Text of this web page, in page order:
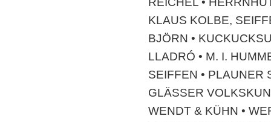
KLAUS KOLBE,
BJÖRN •
LLADRÓ • M. I.
SEIFFEN • PLAUNER
GLÄSSER
WENDT & KÜHN •